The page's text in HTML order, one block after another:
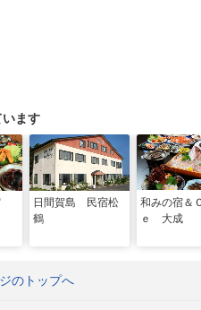
います
日間賀島 民宿松
鶴
和みの宿＆
ｅ 大成
のトップへ